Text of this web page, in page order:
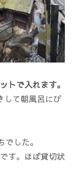
トで入れます。
して朝風呂にぴ
した。
す。ほぼ貸切状